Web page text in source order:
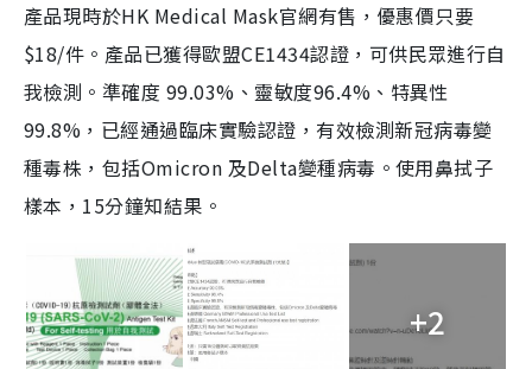
產品現時於HK Medical Mask官網有售，優惠價只要
$18/件。產品已獲得歐盟CE1434認證，可供民眾進行自
我檢測。準確度 99.03%、靈敏度96.4%、特異性
99.8%，已經通過臨床實驗認證，有效檢測新冠病毒變
種毒株，包括Omicron 及Delta變種病毒。使用鼻拭子
樣本，15分鐘知結果。
+2